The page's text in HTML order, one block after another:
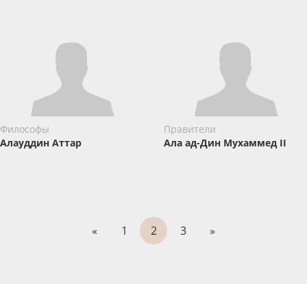
Философы
Алауддин Аттар
Правители
Ала ад-Дин Мухаммед II
« 1 2 3 »